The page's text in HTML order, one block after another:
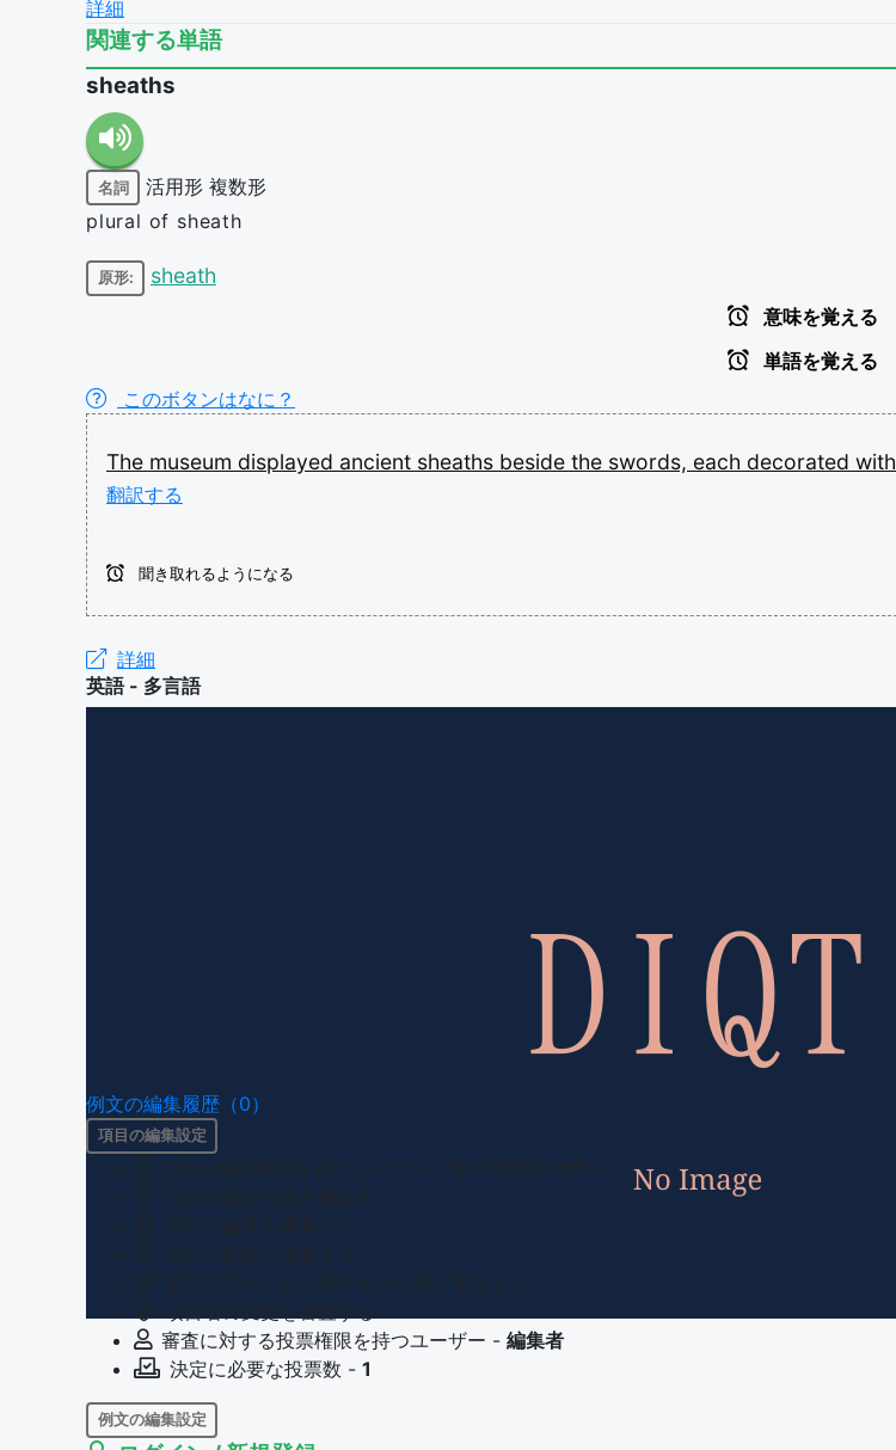
詳細
関連する単語
sheaths
名詞 活用形 複数形
plural of sheath
原形: sheath
意味を覚える
単語を覚える
このボタンはなに？
The museum displayed ancient sheaths beside the swords, each decorated with
翻訳する
聞き取れるようになる
詳細
英語 - 多言語
例文の編集履歴（0）
項目の編集設定
審査に対する投票権限を持つユーザー - 編集者
決定に必要な投票数 - 1
例文の編集設定